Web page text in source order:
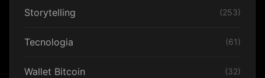
Storytelling (253)
Tecnologia (61)
Wallet Bitcoin (32)